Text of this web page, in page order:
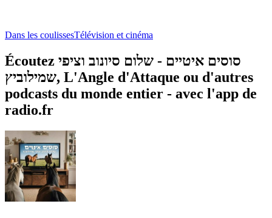
Dans les coulissesTélévision et cinéma
Écoutez סוסים איטיים - שלום סיונוב וציפי
שמילוביץ, L'Angle d'Attaque ou d'autres
podcasts du monde entier - avec l'app de
radio.fr